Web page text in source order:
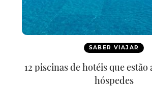
SABER VIAJAR
12 piscinas de hotéis que estão
hóspedes